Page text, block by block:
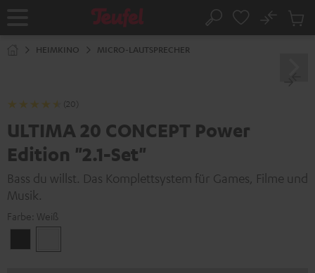
Startseite Suche
No
HEIMKINO MICRO-LAUTSPRECHER
(20)
ULTIMA 20 CONCEPT Power
Edition "2.1-Set"
Bass du willst. Das Komplettsystem für Games, Filme und
Musik.
Farbe: Weiß